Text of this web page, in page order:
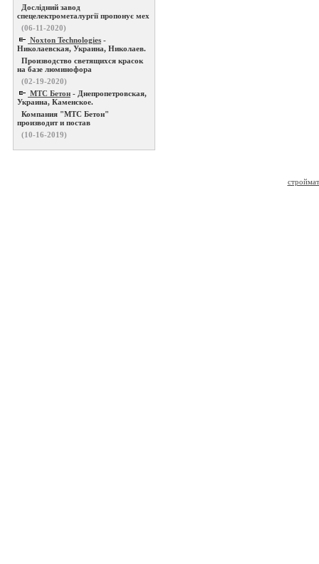
Дослідний завод
спецелектрометалургії пропонує мех
(06-11-2020)
Noxton Technologies -
Николаевская, Украина, Николаев.
Производство светящихся красок
на базе люминофора
(02-19-2020)
МТС Бетон - Днепропетровская,
Украина, Каменское.
Компания "МТС Бетон"
производит и постав
(10-16-2019)